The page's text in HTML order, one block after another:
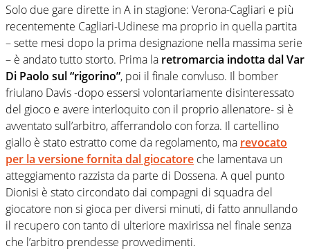
Solo due gare dirette in A in stagione: Verona-Cagliari e più
recentemente Cagliari-Udinese ma proprio in quella partita
– sette mesi dopo la prima designazione nella massima serie
– è andato tutto storto. Prima la retromarcia indotta dal Var
Di Paolo sul “rigorino”, poi il finale convluso. Il bomber
friulano Davis -dopo essersi volontariamente disinteressato
del gioco e avere interloquito con il proprio allenatore- si è
avventato sull’arbitro, afferrandolo con forza. Il cartellino
giallo è stato estratto come da regolamento, ma revocato
per la versione fornita dal giocatore che lamentava un
atteggiamento razzista da parte di Dossena. A quel punto
Dionisi è stato circondato dai compagni di squadra del
giocatore non si gioca per diversi minuti, di fatto annullando
il recupero con tanto di ulteriore maxirissa nel finale senza
che l’arbitro prendesse provvedimenti.